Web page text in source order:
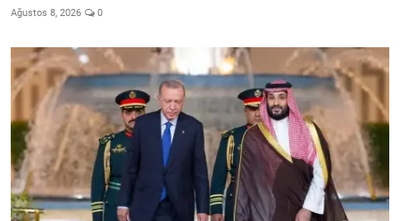
Ağustos 8, 2026 0